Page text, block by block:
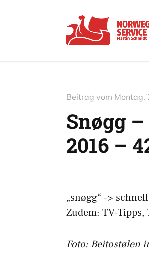
Beitrag vom Montag,
Snøgg
2016 –
„snøgg“ ->
Zudem: TV-
Foto: Beitostølen